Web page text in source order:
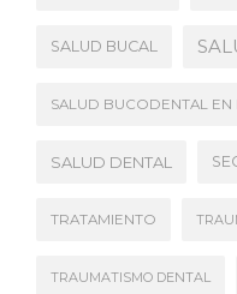
SALUD BUCAL
SALUD BUCODENTAL EN
SALUD DENTAL
TRATAMIENTO
TRAUMATISMO DENTAL